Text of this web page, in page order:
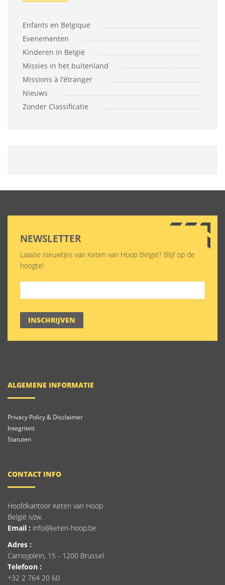
Enfants en Belgique
Evenementen
Kinderen in België
Missies in het buitenland
Missions à l’étranger
Nieuws
Zonder Classificatie
NEWSLETTER
Laaste nieuwtjes van Keten van Hoop België? Blijf op de
hoogte!
INSCHRIJVEN
ALGEMENE INFORMATIE
Privacy Policy & Disclaimer
Integriteit
Statuten
CONTACT INFO
Hoofdkantoor Keten van Hoop
België ivzw.
Email : info@keten-hoop.be
Adres :
Carnoyplein, 15 - 1200 Brussel
Telefoon :
+32 2 764 20 60